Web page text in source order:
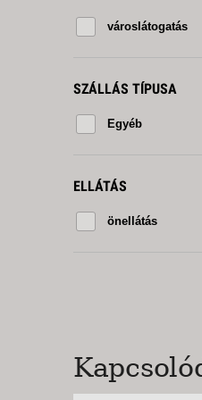
városlátogatás
SZÁLLÁS TÍPUSA
Egyéb
ELLÁTÁS
önellátás